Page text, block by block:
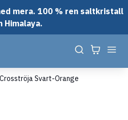
mera. 100 % ren saltkristall
Himalaya.
Svart-Orange